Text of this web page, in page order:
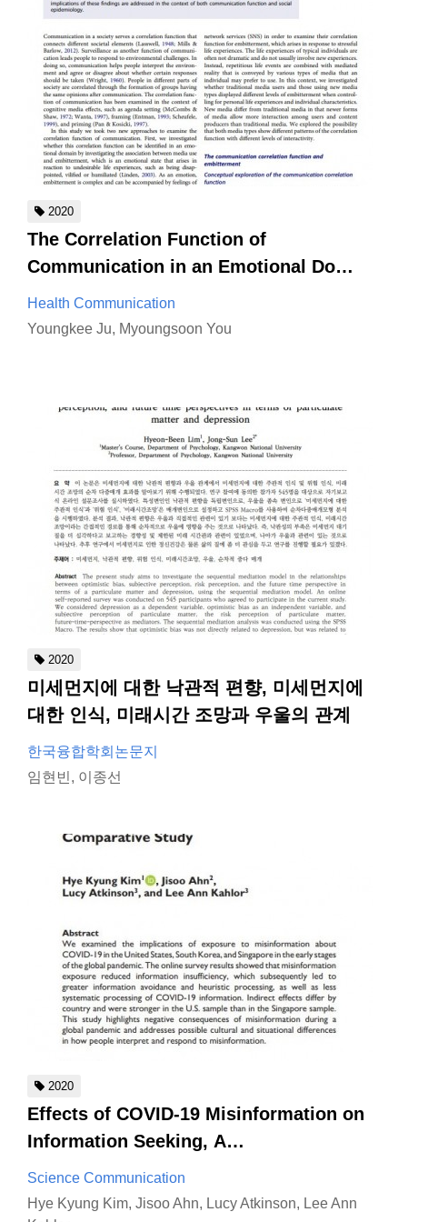
2020
The Correlation Function of
Communication in an Emotional Do…
Health Communication
Youngkee Ju, Myoungsoon You
2020
미세먼지에 대한 낙관적 편향, 미세먼지에
대한 인식, 미래시간 조망과 우울의 관계
한국융합학회논문지
임현빈, 이종선
2020
Effects of COVID-19 Misinformation on
Information Seeking, A…
Science Communication
Hye Kyung Kim, Jisoo Ahn, Lucy Atkinson, Lee Ann